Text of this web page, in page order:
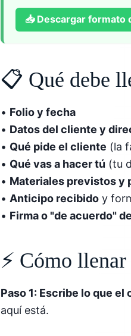
📥 Descargar formato
📋 Qué debe
• Folio y fecha
• Datos del cliente y
• Qué pide el cliente (la
• Qué vas a hacer tú (tu
• Materiales previstos y
• Anticipo recibido y
• Firma o "de acuerdo"
⚡ Cómo
Paso 1: Escribe lo que el
aquí está.